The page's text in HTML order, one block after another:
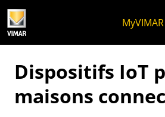
MyVIMAR
Dispositifs IoT
maisons